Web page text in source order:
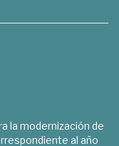
la modernización de
al año